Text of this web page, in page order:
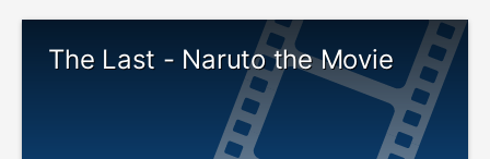
The Last - Naruto the Movie